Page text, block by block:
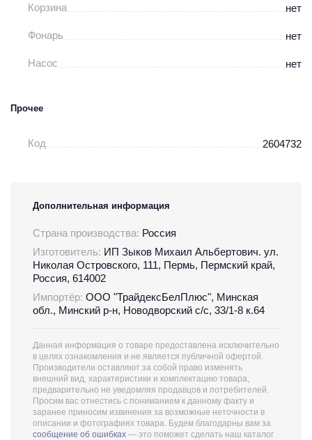
Корзина нет
Фонарь нет
Насос нет
Прочее
Код 2604732
Дополнительная информация
Страна производства: Россия
Изготовитель: ИП Зыков Михаил Альбертович. ул.
Николая Островского, 111, Пермь, Пермский край,
Россия, 614002
Импортёр: ООО "ТрайдексБелПлюс", Минская
обл., Минский р-н, Новодворский с/с, 33/1-8 к.64
Данная информация о товаре предоставлена исключительно
в целях ознакомления и не является публичной офертой.
Производители оставляют за собой право изменять
внешний вид, характеристики и комплектацию товара,
предварительно не уведомляя продавцов и потребителей.
Просим вас отнестись с пониманием к данному факту и
заранее приносим извинения за возможные неточности в
описании и фотографиях товара. Будем благодарны вам за
сообщение об ошибках — это поможет сделать наш каталог